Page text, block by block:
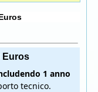
1 anno
tecnico.